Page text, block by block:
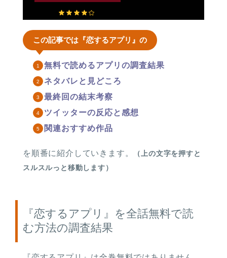
この記事では『恋するアプリ』の
無料で読めるアプリの調査結果
ネタバレと見どころ
最終回の結末考察
ツイッターの反応と感想
関連おすすめ作品
を順番に紹介していきます。
（上の文字を押すと
スルスルっと移動します）
『恋するアプリ』を全話無料で読
む方法の調査結果